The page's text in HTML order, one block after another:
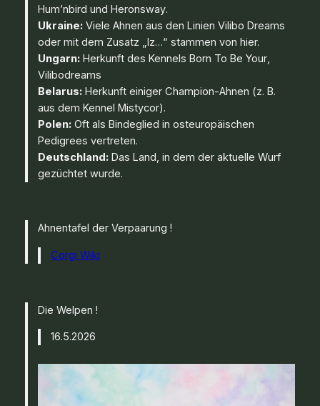
Hum’nbird undHeronsway.
Ukraine: Viele Ahnen aus den LinienVilibo Dreams
oder mit dem Zusatz „Iz…“ stammen von hier.
Ungarn: Herkunft des KennelsBorn To Be Your
Vilibodreams
Belarus: Herkunft einiger Champion-Ahnen (z. B.
aus dem KennelMistycor).
Polen: Oft als Bindeglied in osteuropäischen
Pedigrees vertreten.
Deutschland: Das Land, in dem der aktuelle Wurf
gezüchtet wurde.
Ahnentafel der Verpaarung !
Corgi Wiki
Die Welpen !
16.5.2026